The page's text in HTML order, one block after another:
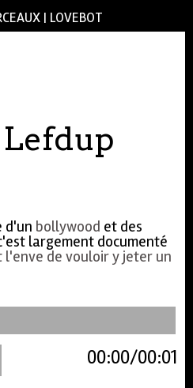
| LOVEBOT
d'un bollywood et des
largement documenté
l'enve de vouloir y jeter un
00:01
00:00